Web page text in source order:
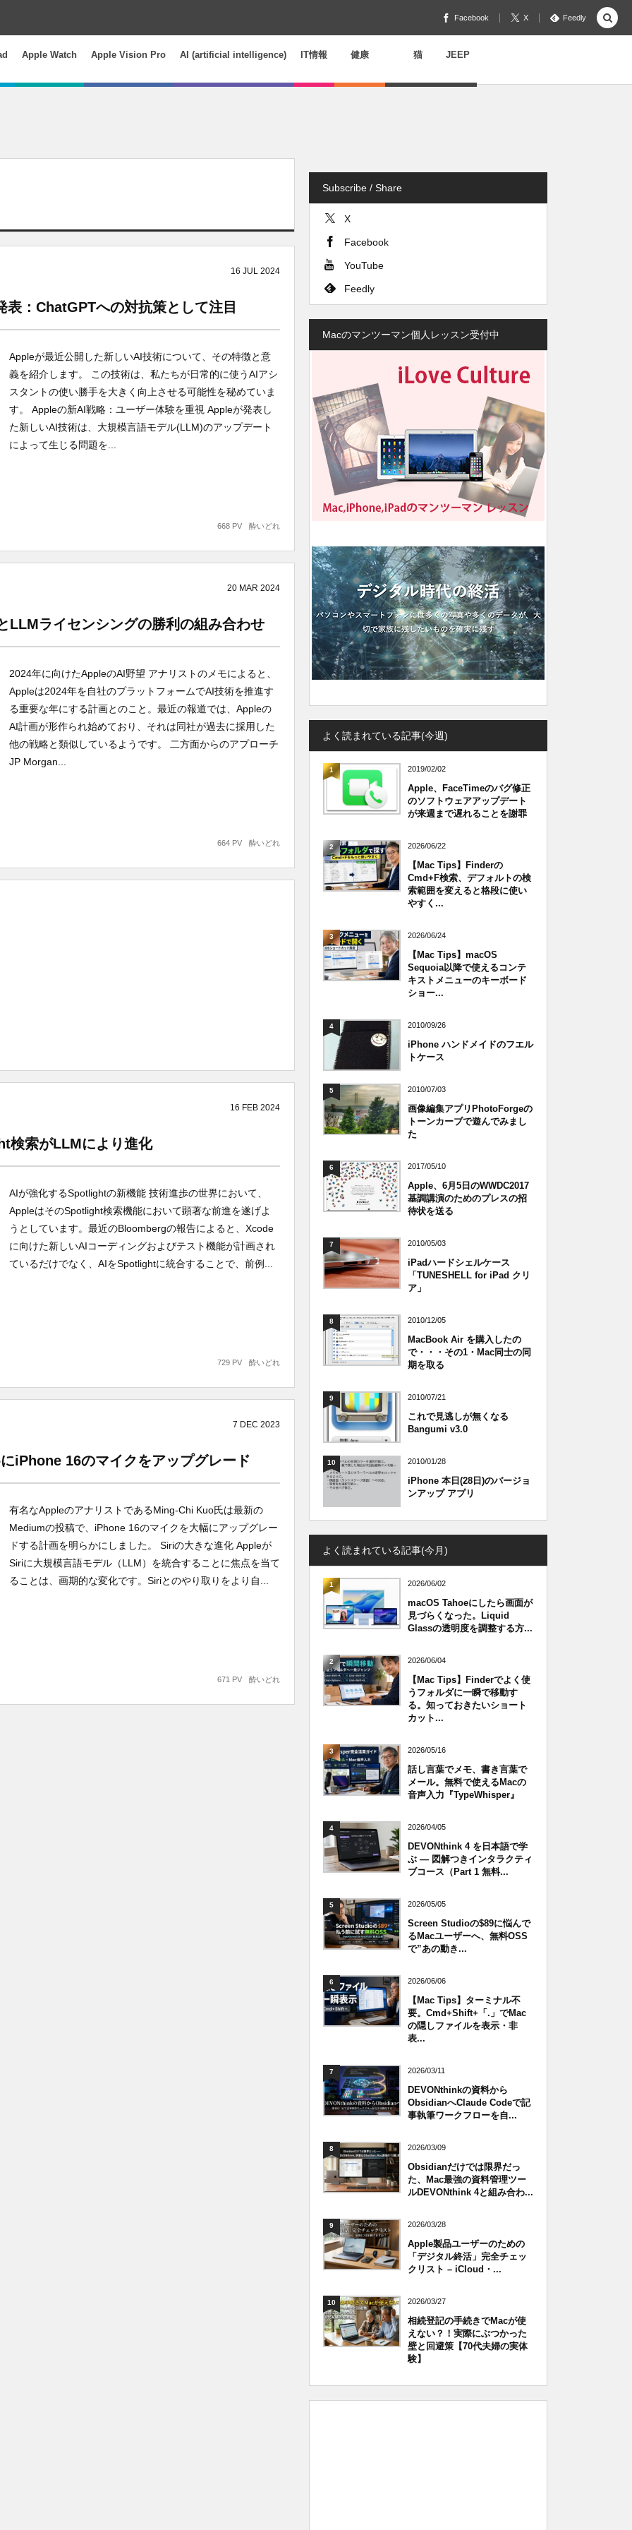
Facebook X Feedly
Apple Watch Apple Vision Pro AI (artificial intelligence) IT情報 健康 猫 JEEP
16 JUL 2024
：ChatGPTへの対抗策として注目
Appleが最近公開した新しいAI技術について、その特徴と意
義を紹介します。 この技術は、私たちが日常的に使うAIアシ
スタントの使い勝手を大きく向上させる可能性を秘めていま
す。 Appleの新AI戦略：ユーザー体験を重視 Appleが発表し
た新しいAI技術は、大規模言語モデル(LLM)のアップデート
によって生じる問題を...
酔いどれ
668 PV
20 MAR 2024
LLMライセンシングの勝利の組み合わせ
2024年に向けたAppleのAI野望 アナリストのメモによると、
Appleは2024年を自社のプラットフォームでAI技術を推進す
る重要な年にする計画とのこと。最近の報道では、Appleの
AI計画が形作られ始めており、それは同社が過去に採用した
他の戦略と類似しているようです。 二方面からのアプローチ
JP Morgan...
酔いどれ
664 PV
16 FEB 2024
検索がLLMにより進化
AIが強化するSpotlightの新機能 技術進歩の世界において、
AppleはそのSpotlight検索機能において顕著な前進を遂げよ
うとしています。最近のBloombergの報告によると、Xcode
に向けた新しいAIコーディングおよびテスト機能が計画され
ているだけでなく、AIをSpotlightに統合することで、前例...
酔いどれ
729 PV
7 DEC 2023
iPhone 16のマイクをアップグレード
有名なAppleのアナリストであるMing-Chi Kuo氏は最新の
Mediumの投稿で、iPhone 16のマイクを大幅にアップグレー
ドする計画を明らかにしました。 Siriの大きな進化 Appleが
Siriに大規模言語モデル（LLM）を統合することに焦点を当て
ることは、画期的な変化です。Siriとのやり取りをより自...
酔いどれ
671 PV
Subscribe / Share
X
Facebook
YouTube
Feedly
Macのマンツーマン個人レッスン受付中
よく読まれている記事(今週)
1 2019/02/02
Apple、FaceTimeのバグ修正
のソフトウェアアップデート
が来週まで遅れることを謝罪
2 2026/06/22
【Mac Tips】Finderの
Cmd+F検索、デフォルトの検
索範囲を変えると格段に使い
やすく...
3 2026/06/24
【Mac Tips】macOS
Sequoia以降で使えるコンテ
キストメニューのキーボード
ショー...
4 2010/09/26
iPhone ハンドメイドのフエル
トケース
5 2010/07/03
画像編集アプリPhotoForgeの
トーンカーブで遊んでみまし
た
6 2017/05/10
Apple、6月5日のWWDC2017
基調講演のためのプレスの招
待状を送る
7 2010/05/03
iPadハードシェルケース
「TUNESHELL for iPad クリ
ア」
8 2010/12/05
MacBook Air を購入したの
で・・・その1・Mac同士の同
期を取る
9 2010/07/21
これで見逃しが無くなる
Bangumi v3.0
10 2010/01/28
iPhone 本日(28日)のバージョ
ンアップ アプリ
よく読まれている記事(今月)
1 2026/06/02
macOS Tahoeにしたら画面が
見づらくなった。Liquid
Glassの透明度を調整する方...
2 2026/06/04
【Mac Tips】Finderでよく使
うフォルダに一瞬で移動す
る。知っておきたいショート
カット...
3 2026/05/16
話し言葉でメモ、書き言葉で
メール。無料で使えるMacの
音声入力『TypeWhisper』
4 2026/04/05
DEVONthink 4 を日本語で学
ぶ — 図解つきインタラクティ
ブコース（Part 1 無料...
5 2026/05/05
Screen Studioの$89に悩んで
るMacユーザーへ、無料OSS
で”あの動き...
6 2026/06/06
【Mac Tips】ターミナル不
要。Cmd+Shift+「.」でMac
の隠しファイルを表示・非
表...
7 2026/03/11
DEVONthinkの資料から
ObsidianへClaude Codeで記
事執筆ワークフローを自...
8 2026/03/09
Obsidianだけでは限界だっ
た、Mac最強の資料管理ツー
ルDEVONthink 4と組み合わ...
9 2026/03/28
Apple製品ユーザーのための
「デジタル終活」完全チェッ
クリスト – iCloud・...
10 2026/03/27
相続登記の手続きでMacが使
えない？！実際にぶつかった
壁と回避策【70代夫婦の実体
験】